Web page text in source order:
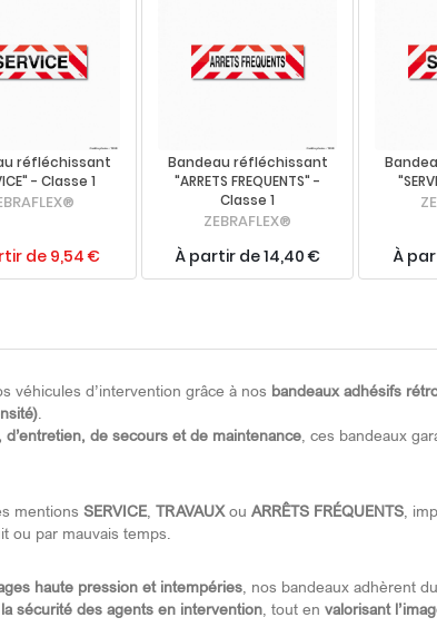
réfléchissant
- Classe 1
de 9,54 €
Bandeau réfléchissant
"ARRETS FREQUENTS" -
Classe 1
ZEBRAFLEX®
À partir de 14,40 € À
véhicules d’intervention grâce à nos bandeaux adhésifs
de secours et de maintenance , ces bandeaux
mentions SERVICE TRAVAUXou ARRÊTS FRÉQUENTS ,
ou par mauvais temps.
haute pression et intempéries , nos bandeaux adhèrent
sécurité des agents en intervention , tout en valorisant